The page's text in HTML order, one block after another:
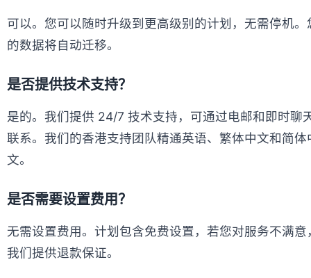
可以。您可以随时升级到更高级别的计划，无需停机。
的数据将自动迁移。
是否提供技术支持？
是的。我们提供 24/7 技术支持，可通过电邮和即时聊
联系。我们的香港支持团队精通英语、繁体中文和简体
文。
是否需要设置费用？
无需设置费用。计划包含免费设置，若您对服务不满意
我们提供退款保证。